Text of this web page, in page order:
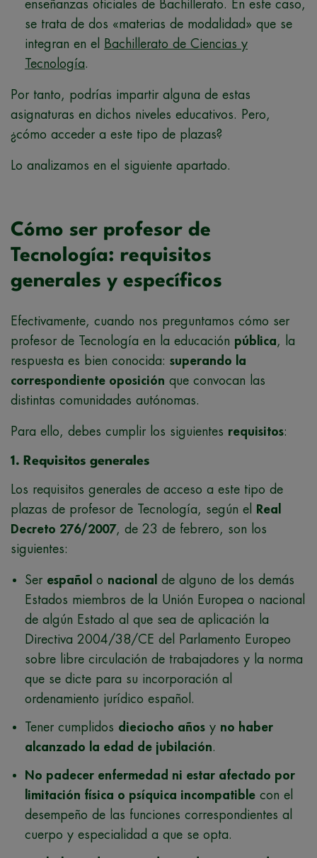
enseñanzas oficiales de Bachillerato. En este caso,
se trata de dos «materias de modalidad» que se
integran en el
Bachillerato de Ciencias y
Tecnología.
Por tanto, podrías impartir alguna de estas
asignaturas en dichos niveles educativos. Pero,
¿cómo acceder a este tipo de plazas?
Lo analizamos en el siguiente apartado.
Cómo ser profesor de
Tecnología: requisitos
generales y específicos
Efectivamente, cuando nos preguntamos cómo ser
profesor de Tecnología en la educación pública, la
respuesta es bien conocida: superando la
correspondiente oposición que convocan las
distintas comunidades autónomas.
Para ello, debes cumplir los siguientes requisitos:
1. Requisitos generales
Los requisitos generales de acceso a este tipo de
plazas de profesor de Tecnología, según el
Real
Decreto 276/2007, de 23 de febrero, son los
siguientes:
Ser español o nacional
de alguno de los demás
Estados miembros de la Unión Europea o nacional
de algún Estado al que sea de aplicación la
Directiva 2004/38/CE del Parlamento Europeo
sobre libre circulación de trabajadores y la norma
que se dicte para su incorporación al
ordenamiento jurídico español.
Tener cumplidos dieciocho años y no haber
alcanzado la edad de jubilación.
No padecer enfermedad ni estar afectado por
limitación física o psíquica incompatible con el
desempeño de las funciones correspondientes al
cuerpo y especialidad a que se opta.